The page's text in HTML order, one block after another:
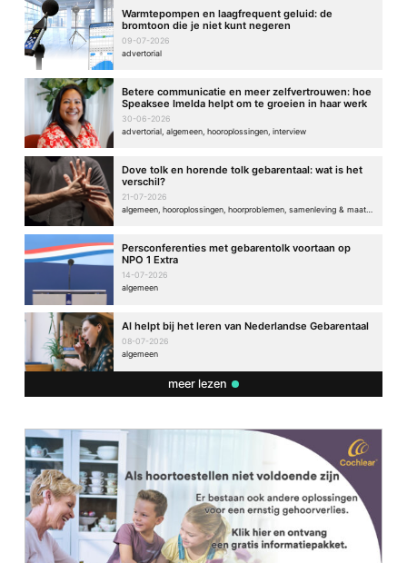
Warmtepompen en laagfrequent geluid: de
bromtoon die je niet kunt negeren
09-07-2026
advertorial
Betere communicatie en meer zelfvertrouwen: hoe
Speaksee Imelda helpt om te groeien in haar werk
30-06-2026
advertorial, algemeen, hooroplossingen, interview
Dove tolk en horende tolk gebarentaal: wat is het
verschil?
21-07-2026
Persconferenties met gebarentolk voortaan op
NPO 1 Extra
14-07-2026
algemeen
AI helpt bij het leren van Nederlandse Gebarentaal
08-07-2026
algemeen
meer lezen